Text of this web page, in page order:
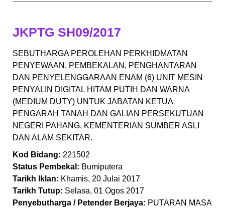
JKPTG SH09/2017
SEBUTHARGA PEROLEHAN PERKHIDMATAN
PENYEWAAN, PEMBEKALAN, PENGHANTARAN
DAN PENYELENGGARAAN ENAM (6) UNIT MESIN
PENYALIN DIGITAL HITAM PUTIH DAN WARNA
(MEDIUM DUTY) UNTUK JABATAN KETUA
PENGARAH TANAH DAN GALIAN PERSEKUTUAN
NEGERI PAHANG, KEMENTERIAN SUMBER ASLI
DAN ALAM SEKITAR.
Kod Bidang: 221502
Status Pembekal: Bumiputera
Tarikh Iklan: Khamis, 20 Julai 2017
Tarikh Tutup: Selasa, 01 Ogos 2017
Penyebutharga / Petender Berjaya: PUTARAN MASA